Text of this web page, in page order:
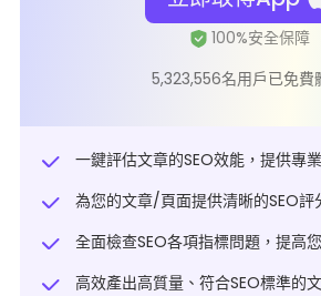
5,323,556名用戶已免費
一鍵評估文章的SEO效能，提供專
為您的文章/頁面提供清晰的SEO評
全面檢查SEO各項指標問題，提高
高效產出高質量、符合SEO標準的